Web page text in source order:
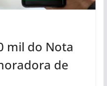
mil do Nota
de